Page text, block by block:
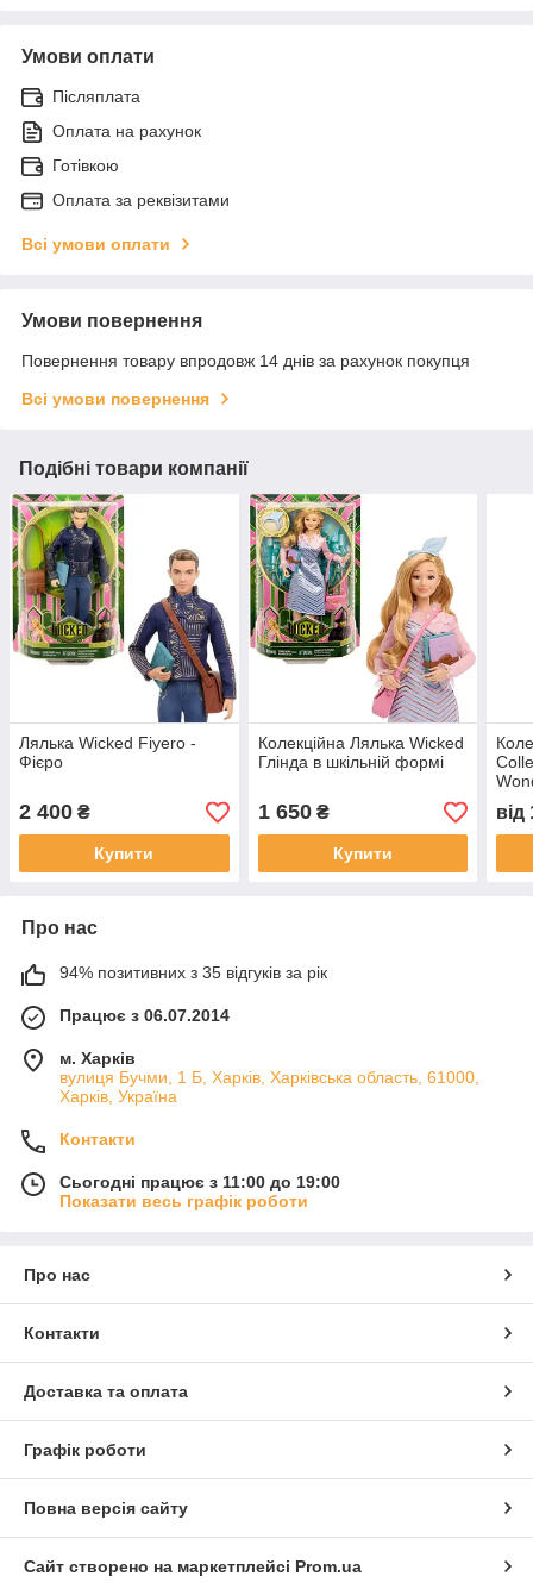
Умови оплати
Післяплата
Оплата на рахунок
Готівкою
Оплата за реквізитами
Всі умови оплати
Умови повернення
Повернення товару впродовж 14 днів за рахунок покупця
Всі умови повернення
Подібні товари компанії
Лялька Wicked Fiyero -
Фієро
2 400 ₴
Купити
Колекційна Лялька Wicked
Глінда в шкільній формі
1 650₴
Купити
від
Про нас
94% позитивних з 35 відгуків за рік
Працює з 06.07.2014
м. Харків
вулиця Бучми, 1 Б, Харків, Харківська область, 61000,
Харків, Україна
Контакти
Сьогодні працює з 11:00 до 19:00
Показати весь графік роботи
Про нас
Контакти
Доставка та оплата
Графік роботи
Повна версія сайту
Сайт створено на маркетплейсі Prom.ua